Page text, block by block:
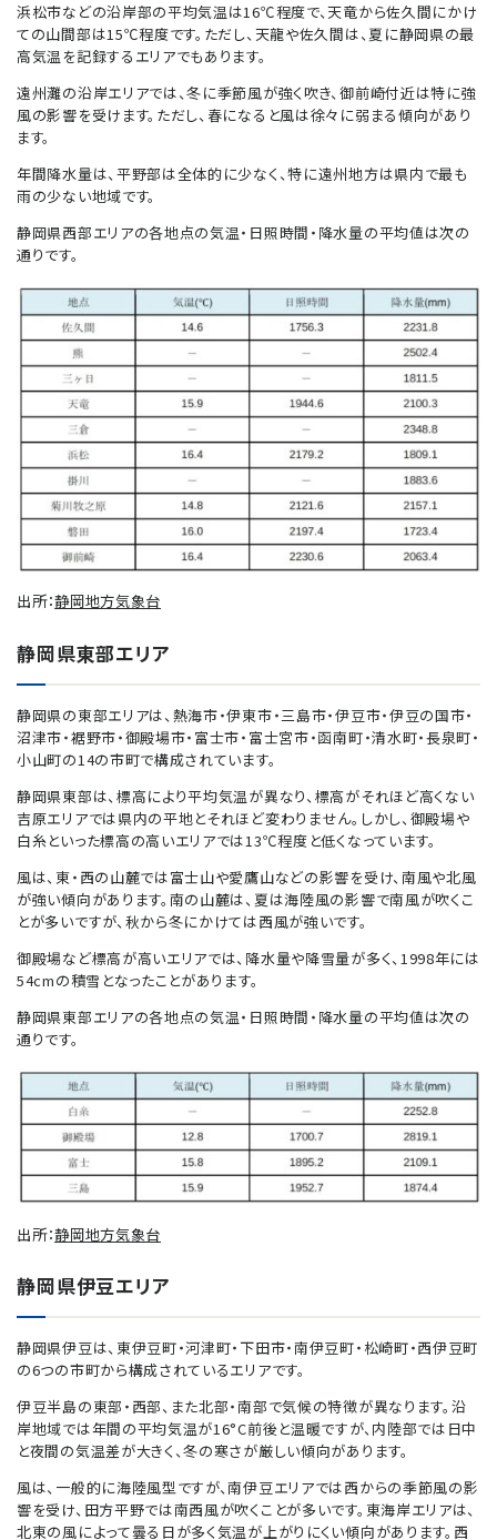
浜松市などの沿岸部の平均気温は16℃程度で、天竜から佐久間にかけ
ての山間部は15℃程度です。ただし、天龍や佐久間は、夏に静岡県の最
高気温を記録するエリアでもあります。
遠州灘の沿岸エリアでは、冬に季節風が強く吹き、御前崎付近は特に強
風の影響を受けます。ただし、春になると風は徐々に弱まる傾向があり
ます。
年間降水量は、平野部は全体的に少なく、特に遠州地方は県内で最も
雨の少ない地域です。
静岡県西部エリアの各地点の気温・日照時間・降水量の平均値は次の
通りです。
出所：静岡地方気象台
静岡県東部エリア
静岡県の東部エリアは、熱海市・伊東市・三島市・伊豆市・伊豆の国市・
沼津市・裾野市・御殿場市・富士市・富士宮市・函南町・清水町・長泉町・
小山町の14の市町で構成されています。
静岡県東部は、標高により平均気温が異なり、標高がそれほど高くない
吉原エリアでは県内の平地とそれほど変わりません。しかし、御殿場や
白糸といった標高の高いエリアでは13℃程度と低くなっています。
風は、東・西の山麓では富士山や愛鷹山などの影響を受け、南風や北風
が強い傾向があります。南の山麓は、夏は海陸風の影響で南風が吹くこ
とが多いですが、秋から冬にかけては西風が強いです。
御殿場など標高が高いエリアでは、降水量や降雪量が多く、1998年には
54cmの積雪となったことがあります。
静岡県東部エリアの各地点の気温・日照時間・降水量の平均値は次の
通りです。
出所：静岡地方気象台
静岡県伊豆エリア
静岡県伊豆は、東伊豆町・河津町・下田市・南伊豆町・松崎町・西伊豆町
の6つの市町から構成されているエリアです。
伊豆半島の東部・西部、また北部・南部で気候の特徴が異なります。沿
岸地域では年間の平均気温が16°C前後と温暖ですが、内陸部では日中
と夜間の気温差が大きく、冬の寒さが厳しい傾向があります。
風は、一般的に海陸風型ですが、南伊豆エリアでは西からの季節風の影
響を受け、田方平野では南西風が吹くことが多いです。東海岸エリアは、
北東の風によって曇る日が多く気温が上がりにくい傾向があります。西